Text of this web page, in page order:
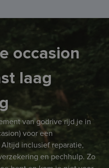
occasion
laag
van godrive rijd je in
voor een
inclusief reparatie,
en pechhulp. Zo